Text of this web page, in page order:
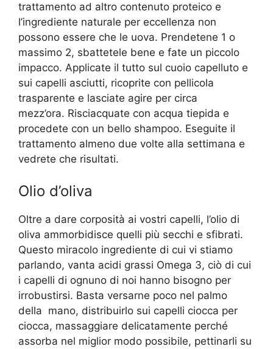
trattamento ad altro contenuto proteico e
l’ingrediente naturale per eccellenza non
possono essere che le uova. Prendetene 1 o
massimo 2, sbattetele bene e fate un piccolo
impacco. Applicate il tutto sul cuoio capelluto e
sui capelli asciutti, ricoprite con pellicola
trasparente e lasciate agire per circa
mezz’ora. Risciacquate con acqua tiepida e
procedete con un bello shampoo. Eseguite il
trattamento almeno due volte alla settimana e
vedrete che risultati.
Olio d’oliva
Oltre a dare corposità ai vostri capelli, l’olio di
oliva ammorbidisce quelli più secchi e sfibrati.
Questo miracolo ingrediente di cui vi stiamo
parlando, vanta acidi grassi Omega 3, ciò di cui
i capelli di ognuno di noi hanno bisogno per
irrobustirsi. Basta versarne poco nel palmo
della mano, distribuirlo sui capelli ciocca per
ciocca, massaggiare delicatamente perché
assorba nel miglior modo possibile, pettinarli su